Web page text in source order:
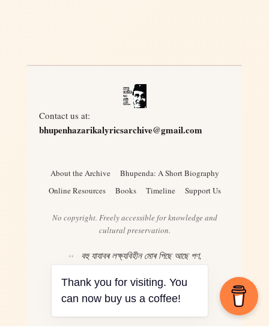
Contact us at:
bhupenhazarikalyricsarchive@gmail.com
About the Archive
Bhupenda: A Short Biography
Online Resources
Books Timeline Support Us
No copyright. Freely accessible for knowledge and
cultural preservation.
বহু যাযাবৰ লক্ষ্যবিহীন মোৰ পিছে আছে পণ,
– Bhupen Hazarika
can now buy us a coffee!